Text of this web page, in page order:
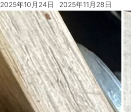
2025年10月24日 2025年11月28日